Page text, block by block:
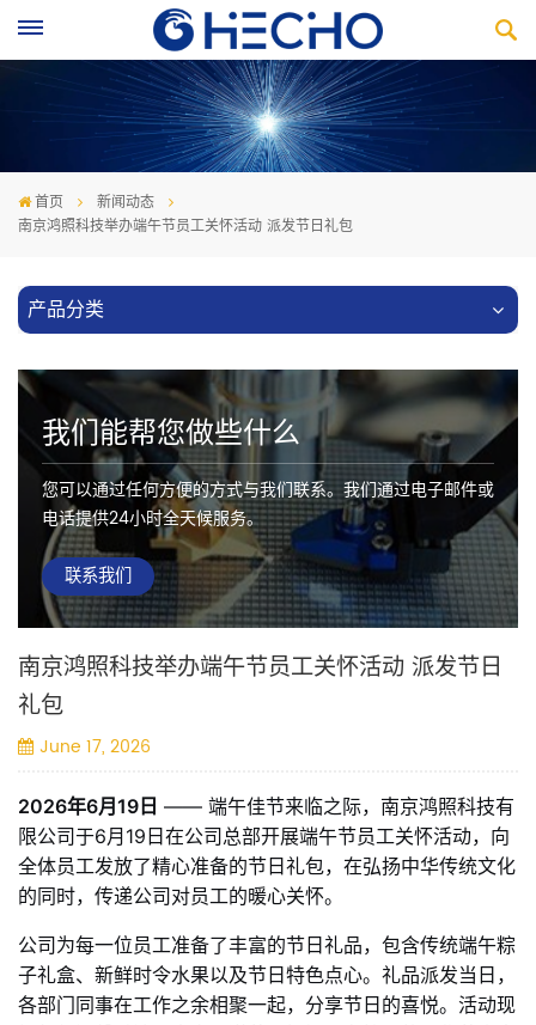
首页
新闻动态
南京鸿照科技举办端午节员工关怀活动 派发节日礼包
产品分类
我们能帮您做些什么
您可以通过任何方便的方式与我们联系。我们通过电子邮件或
电话提供24小时全天候服务。
联系我们
南京鸿照科技举办端午节员工关怀活动 派发节日
礼包
June 17, 2026
2026年6月19日 —— 端午佳节来临之际，南京鸿照科技有
限公司于6月19日在公司总部开展端午节员工关怀活动，向
全体员工发放了精心准备的节日礼包，在弘扬中华传统文化
的同时，传递公司对员工的暖心关怀。
公司为每一位员工准备了丰富的节日礼品，包含传统端午粽
子礼盒、新鲜时令水果以及节日特色点心。礼品派发当日，
各部门同事在工作之余相聚一起，分享节日的喜悦。活动现